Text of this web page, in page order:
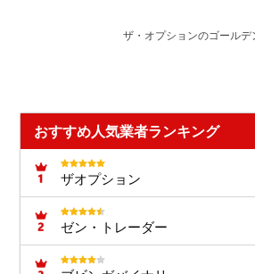
ザ・オプションのゴール
おすすめ人気業者ランキング
ザオプション
ゼン・トレーダー